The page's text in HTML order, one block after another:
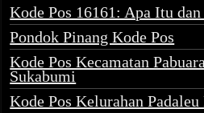
Kode Pos 16161: Apa Itu
Pondok Pinang Kode Pos
Kode Pos Kecamatan
Sukabumi
Kode Pos Kelurahan